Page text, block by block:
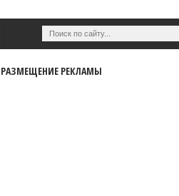
РАЗМЕЩЕНИЕ РЕКЛАМЫ